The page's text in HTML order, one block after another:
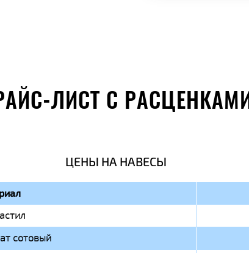
ЛИСТ С РАСЦЕНКАМИ
ЦЕНЫ НА НАВЕСЫ
сотовый